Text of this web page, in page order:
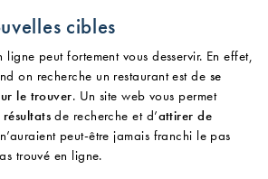
cibles
ligne peut fortement vous desservir. En effet,
on recherche un restaurant est de se
le trouver. Un site web vous permet
de recherche et d’attirer de
peut-être jamais franchi le pas
trouvé en ligne.